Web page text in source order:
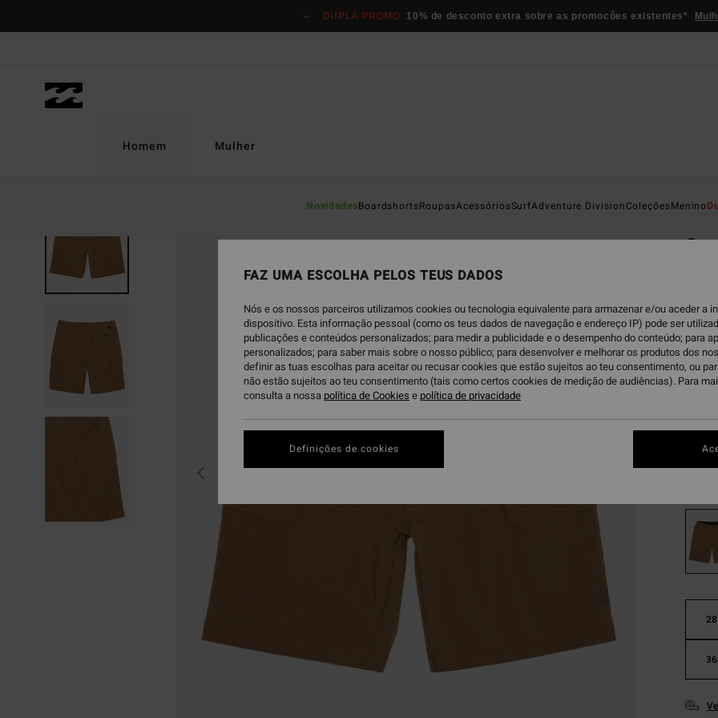
produto
DUPLA PROMO 10% de desconto extra sobre as promocôes existentes*
Homem
NovidadesBoardshortsRoupasAcessóriosSurfAdventure DivisionColeçõesMenino
Mulher
ECO-
€
€
28
36
FAZ UMA ESCOLHA PELOS TEUS DADOS
Nós e os nossos parceiros utilizamos cookies ou tecnologia equivalente para armazenar e/ou aceder a
dispositivo. Esta informação pessoal (como os teus dados de navegação e endereço IP) pode ser
publicações e conteúdos personalizados; para medir a publicidade e o desempenho do conteúdo; para
personalizados; para saber mais sobre o nosso público; para desenvolver e melhorar os produtos dos
definir as tuas escolhas para aceitar ou recusar cookies que estão sujeitos ao teu consentimento, ou
não estão sujeitos ao teu consentimento (tais como certos cookies de medição de audiências). Para
consulta a nossa política de Cookies e política de privacidade
Definições de cookies